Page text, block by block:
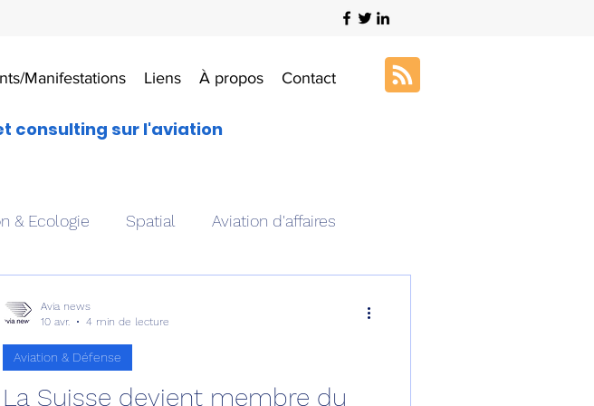
Manifestations Liens À propos Contact
consulting sur l'aviation
& Ecologie Spatial Aviation d'affaires
expérimental
La Suisse devient membre du
Aviation & Défense
Avia news
10 avr.
4 min de lecture